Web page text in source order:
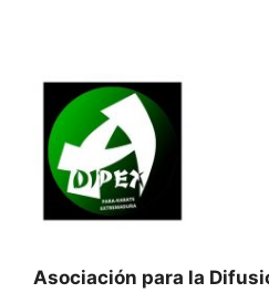
Asociación para la